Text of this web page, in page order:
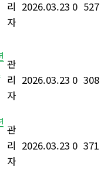
리
자
2026.03.23 0 527
관
리
자
2026.03.23 0 308
관
리
자
2026.03.23 0 371